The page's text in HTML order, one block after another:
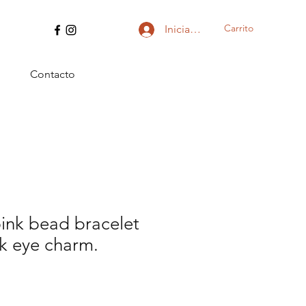
Iniciar sesiónCarrito
Contacto
bead bracelet
eye charm.